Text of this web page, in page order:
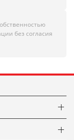
без согласия